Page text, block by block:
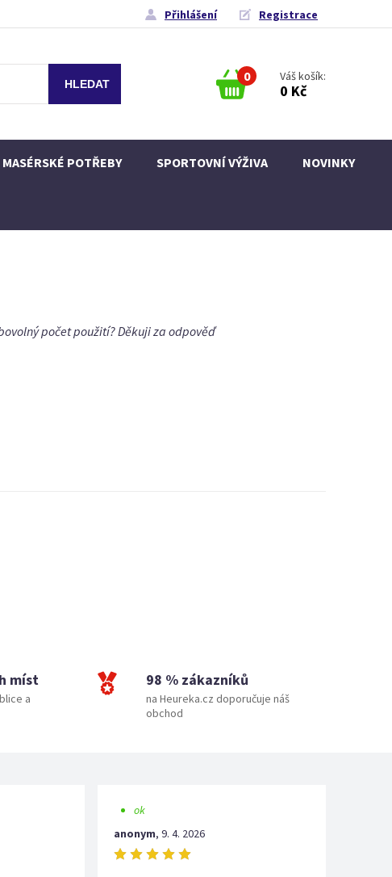
Přihlášení Registrace
0 Váš košík:
0 Kč
MASÉRSKÉ POTŘEBY SPORTOVNÍ VÝŽIVA NOVINKY
počet použití? Děkuji za odpověď
míst
a
98 % zákazníků
na Heureka.cz doporučuje náš
obchod
ok
anonym, 9. 4. 2026